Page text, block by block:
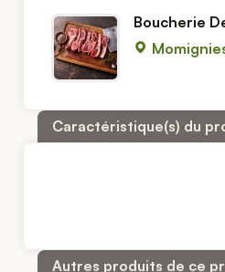
Boucherie
Caractéristique(s) du
Autres produits de ce